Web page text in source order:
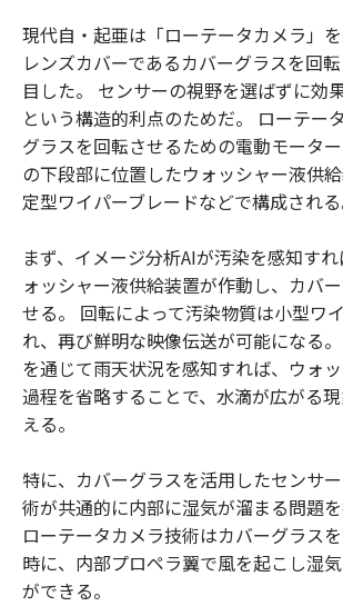
現代自・起亜は「ローテータカメラ」
レンズカバーであるカバーグラスを回
目した。 センサーの視野を選ばずに効
という構造的利点のためだ。 ローテー
グラスを回転させるための電動モータ
の下段部に位置したウォッシャー液供
定型ワイパーブレードなどで構成される
まず、イメージ分析AIが汚染を感知す
ォッシャー液供給装置が作動し、カバ
せる。 回転によって汚染物質は小型ワ
れ、再び鮮明な映像伝送が可能になる
を通じて雨天状況を感知すれば、ウォ
過程を省略することで、水滴が広がる
える。
特に、カバーグラスを活用したセンサ
術が共通的に内部に湿気が溜まる問題を
ローテータカメラ技術はカバーグラス
時に、内部プロペラ翼で風を起こし湿
ができる。